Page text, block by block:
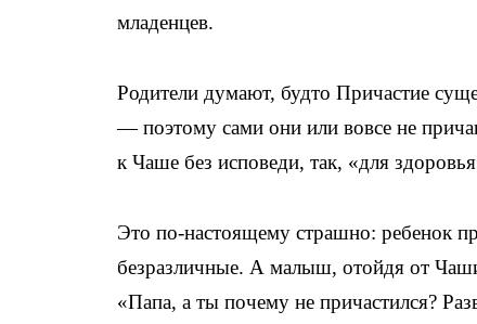
младенцев.
Родители думают, будто Причастие
— поэтому сами они или вовсе не
к Чаше без исповеди, так, «для
Это по-настоящему страшно: ребенок
безразличные. А малыш, отойдя от
«Папа, а ты почему не причастился?